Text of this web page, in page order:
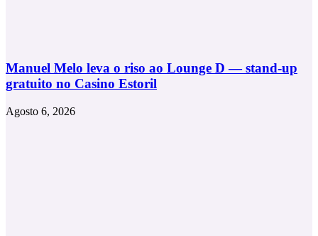
Manuel Melo leva o riso ao Lounge D — stand-up
gratuito no Casino Estoril
Agosto 6, 2026